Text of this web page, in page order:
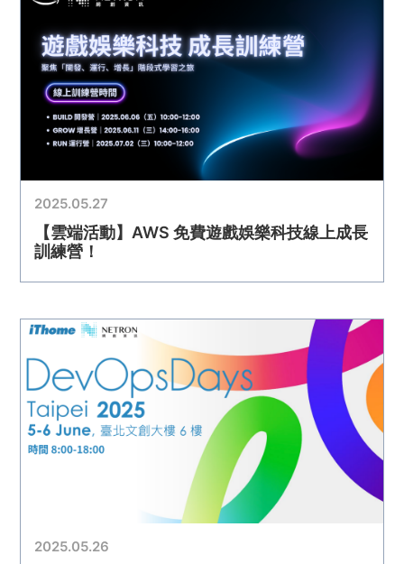
2025.05.27
【雲端活動】AWS 免費遊戲娛樂科技線上成長
訓練營！
2025.05.26